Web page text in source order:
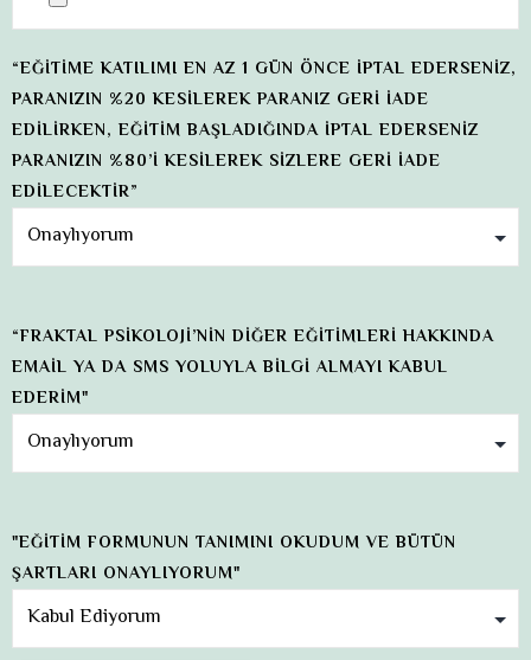
“EĞİTİME KATILIMI EN AZ 1 GÜN ÖNCE İPTAL EDERSENİZ,
PARANIZIN %20 KESİLEREK PARANIZ GERİ İADE
EDİLİRKEN, EĞİTİM BAŞLADIĞINDA İPTAL EDERSENİZ
PARANIZIN %80’İ KESİLEREK SİZLERE GERİ İADE
EDİLECEKTİR”
“FRAKTAL PSİKOLOJİ’NİN DİĞER EĞİTİMLERİ HAKKINDA
EMAİL YA DA SMS YOLUYLA BİLGİ ALMAYI KABUL
EDERİM"
"EĞİTİM FORMUNUN TANIMINI OKUDUM VE BÜTÜN
ŞARTLARI ONAYLIYORUM"